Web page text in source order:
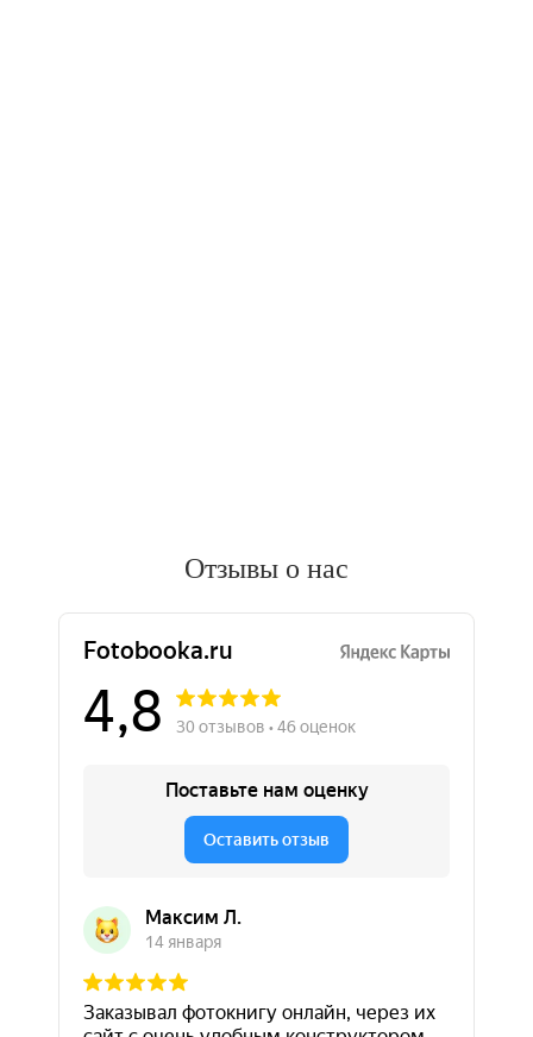
Отзывы о нас